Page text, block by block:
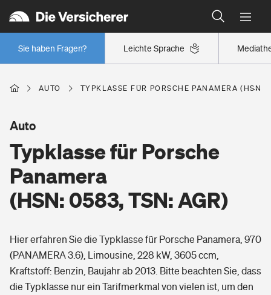
Leichte Sprache
Sie haben Fragen?
Wer versichert was: Jetzt Versicherer finden
Regionalklassen: So ist Ihre Region eingestuft
Wer versichert was: Jetzt Versicherer finden
Berufsunfähigkeitsversicherung
Arbeitsrechtsschutz
Berufshaftpflichtversicherung
Wohnen
Wohngebäudeversicherung
Hausratversicherung
Elementarversicherung
Pri­vate Haft­pflicht­
Rechts­schutz­ver­si­che­rung
Gesundheit
AUTO TYPKLASSE FÜR PORSCHE PANAMERA (HSN:
Typklasse für Porsche
Panamera
(HSN: 0583, TSN: AGR)
Auto
Hier erfahren Sie die Typklasse für Porsche Panamera, 970
(PANAMERA 3.6), Limousine, 228 kW, 3605 ccm,
Kraftstoff: Benzin, Baujahr ab 2013. Bitte beachten Sie, dass
die Typklasse nur ein Tarifmerkmal von vielen ist, um den